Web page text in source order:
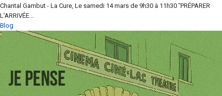
Chantal Gambut - La Cure, Le samedi 14 mars de 9h30 à 11h30 ‟PRÉPARER
L'ARRIVÉE...
Blog